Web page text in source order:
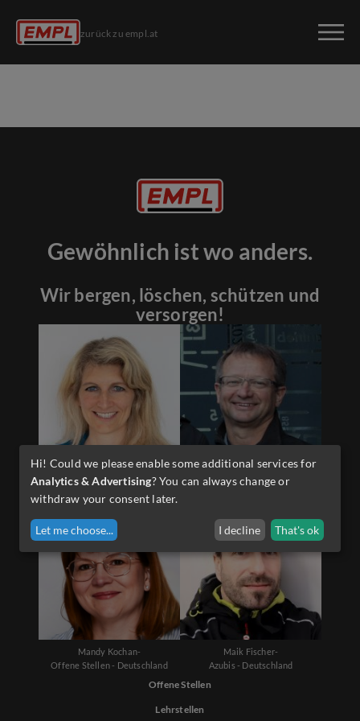
zurück zu empl.at
Gewöhnlich ist wo anders.
Wir bergen, löschen, schützen und
versorgen!
Offene Stellen
Lehrstellen
Diana Schwarzenauer-
Martin Sporer-
Mandy Kochan-
Offene Stellen - Deutschland
Maik Fischer-
Azubis - Deutschland
Hi! Could we please enable some additional services for
Analytics & Advertising? You can always change or
withdraw your consent later.
Let me choose... I decline That's ok